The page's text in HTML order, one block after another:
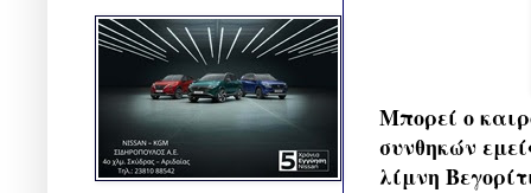
Μπορεί ο
συνθηκών
λίμνη